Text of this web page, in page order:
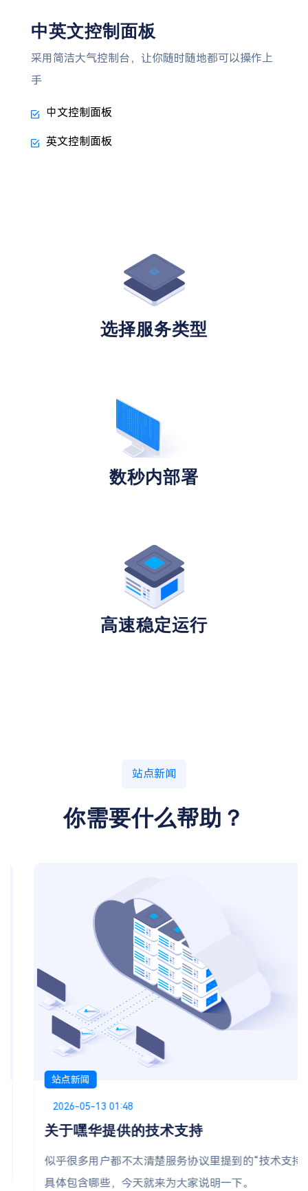
中英文控制面板
采用简洁大气控制台，让你随时随地都可以操作上
手
中文控制面板
英文控制面板
选择服务类型
数秒内部署
高速稳定运行
站点新闻
你需要什么帮助？
站点新闻
Posted on
2026-05-13 01:48
关于嘿华提供的技术支持
似乎很多用户都不太清楚服务协议里提到的“技术支持”
具体包含哪些，今天就来为大家说明一下。